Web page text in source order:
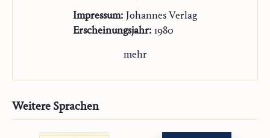
Impressum: Johannes Verlag
Erscheinungsjahr: 1980
mehr
Weitere Sprachen